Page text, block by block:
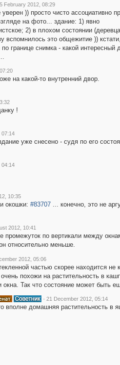
February 2012, 08:29
)) просто чисто ассоциативно
на фото... здание: 1) явно
2) в плохом состоянии
вспомнилось это общежитие ))
границе снимка - какой интересный
на какой-то внутренний двор.
!
07:14
уже снесено - судя по его
04:14
10:35
окошки: #83707... конечно, это не
2012, 10:41
промежуток по вертикали между
относительно меньше.
2012, 05:06
частью скорее находится
похожи на растительность в
окна. Так что состояние может быть
· 21 December 2012, 05:14
вполне домашняя растительность в